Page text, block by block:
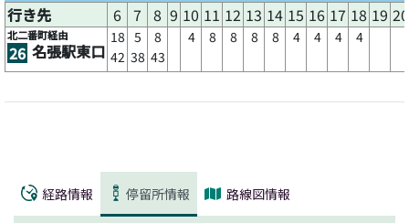
行き先
6 7 8 9 10 11 12 13 14 15 16 17 18 19 20
北二番町経由
26 名張駅東口
18
42
5
38
8
43
4 8 8 8 8 4 4 4 4
経路情報 停留所情報 路線図情報